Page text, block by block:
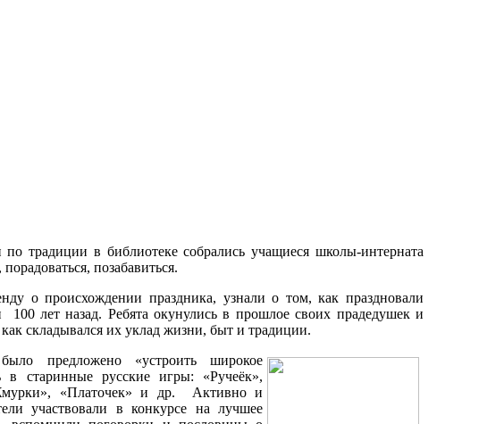
традиции в библиотеке собрались учащиеся школы-интерната
позабавиться.
о происхождении праздника, узнали о том, как праздновали
лет назад. Ребята окунулись в прошлое своих прадедушек и
складывался их уклад жизни, быт и традиции.
предложено «устроить широкое
в старинные русские игры: «Ручеёк»,
«Платочек» и др. Активно и
участвовали в конкурсе на лучшее